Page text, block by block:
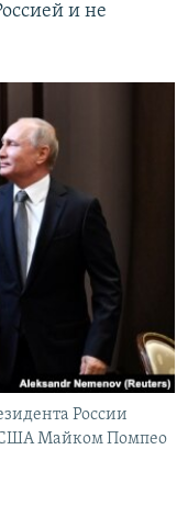
и не
России
США Майком Помпео